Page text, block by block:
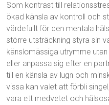
Som kontrast till
ökad känsla av kontroll och
värdefullt för den mentala
större utsträckning styra sin
känslomässiga utrymme
eller anpassa sig efter en
till en känsla av lugn och
vissa kan valet att förbli
vara ett medvetet och